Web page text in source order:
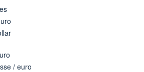
/ euro